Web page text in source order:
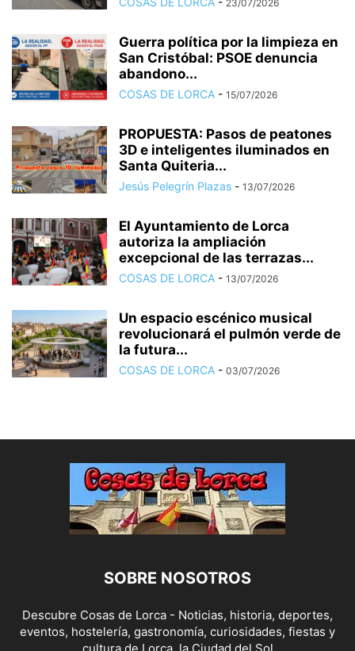
23/07/2026
Guerra política por la limpieza en
San Cristóbal: PSOE denuncia
abandono...
COSAS DE LORCA - 15/07/2026
PROPUESTA: Pasos de peatones
3D e inteligentes iluminados en
Santa Quiteria...
Jesús Pelegrín Plazas - 13/07/2026
El Ayuntamiento de Lorca
autoriza la ampliación
excepcional de las terrazas...
COSAS DE LORCA - 13/07/2026
Un espacio escénico musical
revolucionará el pulmón verde de
la futura...
COSAS DE LORCA - 03/07/2026
SOBRE NOSOTROS
Descubre Cosas de Lorca - Noticias, historia, deportes,
eventos, hostelería, gastronomía, curiosidades, fiestas y